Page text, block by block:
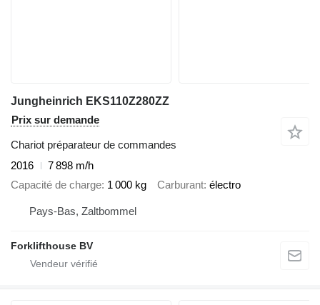
Jungheinrich EKS110Z280ZZ
Prix sur demande
Chariot préparateur de commandes
2016
7 898 m/h
Capacité de charge 1 000 kg Carburant électro
Pays-Bas, Zaltbommel
Forklifthouse BV